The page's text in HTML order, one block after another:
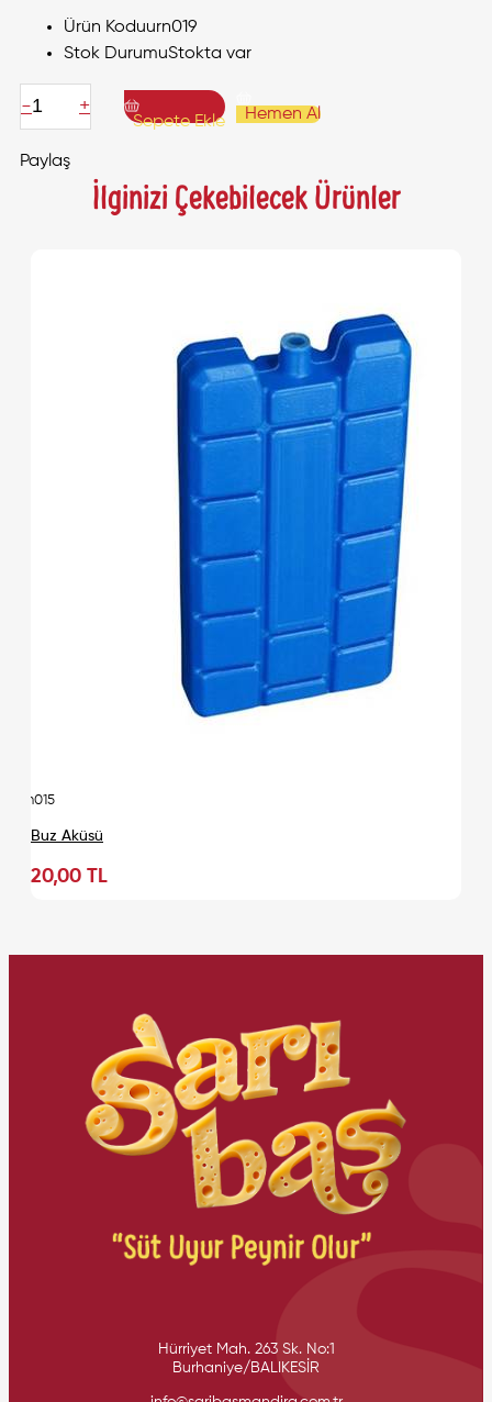
Ürün Koduurn019
Stok DurumuStokta var
- +
Sepete Ekle Hemen Al
Paylaş
İlginizi Çekebilecek Ürünler
urn015
Buz Aküsü
20,00 TL
Hürriyet Mah. 263 Sk. No:1
Burhaniye/BALIKESİR